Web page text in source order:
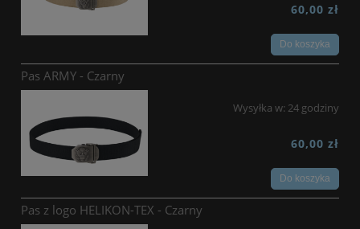
60,00 zł
Do koszyka
Pas ARMY - Czarny
Wysyłka w: 24 godziny
60,00 zł
Do koszyka
Pas z logo HELIKON-TEX - Czarny